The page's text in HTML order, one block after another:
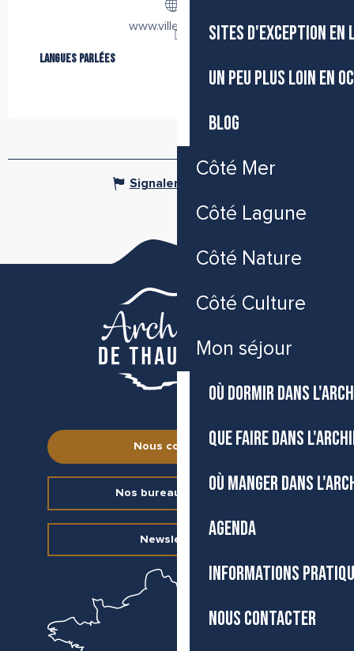
SITES D'EXCEPTION EN
UN PEU PLUS LOIN EN
BLOG
Côté Mer
Côté Lagune
Côté Nature
Côté Culture
Mon séjour
OÙ DORMIR DANS
QUE FAIRE DANS
OÙ MANGER DANS
AGENDA
INFORMATIONS
NOUS CONTACTER
www.ville-meze.fr
Langues parlées
Langues parlées
Signaler une erreur
Nous contacter
Nos bureaux d’accueil
Newsletter